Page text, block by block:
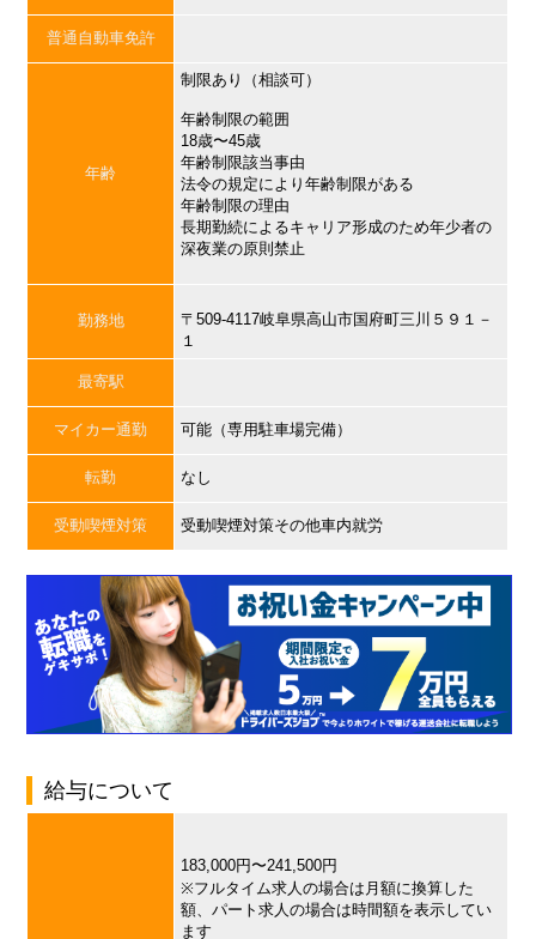
普通自動車免許
年齢
制限あり（相談可）
年齢制限の範囲
18歳〜45歳
年齢制限該当事由
法令の規定により年齢制限がある
年齢制限の理由
長期勤続によるキャリア形成のため年少者の
深夜業の原則禁止
勤務地
〒509-4117岐阜県高山市国府町三川５９１－
１
最寄駅
マイカー通勤 可能（専用駐車場完備）
転勤 なし
受動喫煙対策 受動喫煙対策その他車内就労
給与について
183,000円〜241,500円
※フルタイム求人の場合は月額に換算した
額、パート求人の場合は時間額を表示してい
ます